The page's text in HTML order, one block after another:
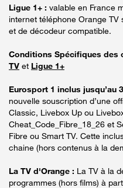
Ligue 1+ : valable en France
internet téléphone Orange TV
et de décodeur compatible.
Conditions Spécifiques des
TV et Ligue 1+
Eurosport 1 inclus jusqu’au
nouvelle souscription d’une
Classic, Livebox Up ou
Cheat_Code_Fibre_18_26 et
Fibre ou Smart TV. Cette
chaine (hors contenus à la
La TV d'Orange : La TV à la
programmes (hors films) à